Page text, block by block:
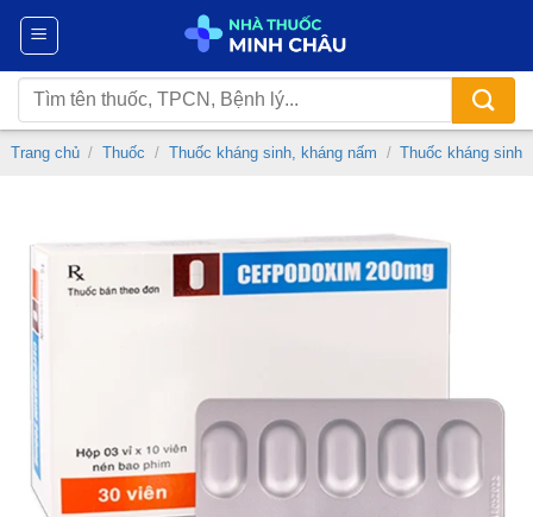
Chuyển
nội
dung
Tìm
kiếm:
Trang chủ / Thuốc / Thuốc kháng sinh, kháng nấm / Thuốc kháng sinh